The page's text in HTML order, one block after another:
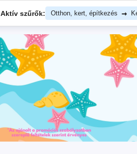
Aktív szűrők: Otthon, kert, építkezés →